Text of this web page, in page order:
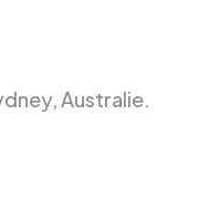
Australie.